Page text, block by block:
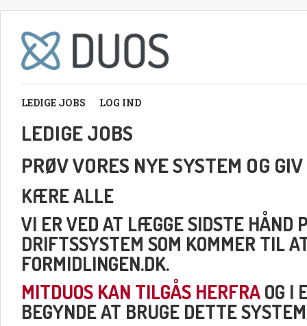
LEDIGE JOBS LOG IND
LEDIGE JOBS
PRØV VORES NYE SYSTEM OG
KÆRE ALLE
VI ER VED AT LÆGGE SIDSTE HÅND
DRIFTSSYSTEM SOM KOMMER TIL
FORMIDLINGEN.DK.
MITDUOS KAN TILGÅS HERFRAOG I
BEGYNDE AT BRUGE DETTE